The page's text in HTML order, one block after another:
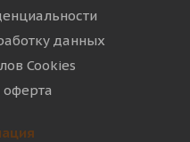
данных
Cookies
оферта